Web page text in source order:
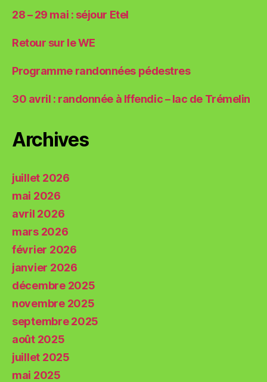
28 – 29 mai : séjour Etel
Retour sur le WE
Programme randonnées pédestres
30 avril : randonnée à Iffendic – lac de Trémelin
Archives
juillet 2026
mai 2026
avril 2026
mars 2026
février 2026
janvier 2026
décembre 2025
novembre 2025
septembre 2025
août 2025
juillet 2025
mai 2025